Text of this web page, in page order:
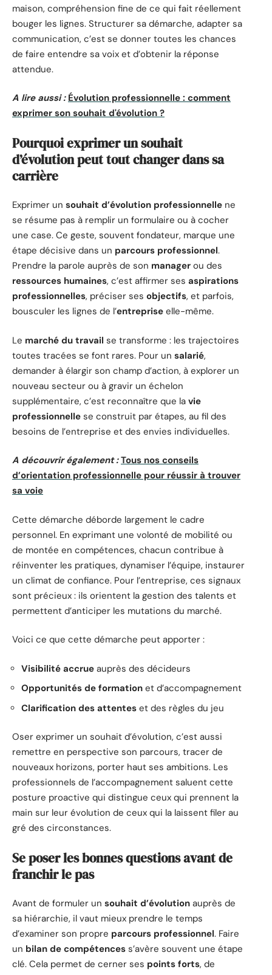
maison, compréhension fine de ce qui fait réellement
bouger les lignes. Structurer sa démarche, adapter sa
communication, c’est se donner toutes les chances
de faire entendre sa voix et d’obtenir la réponse
attendue.
A lire aussi : Évolution professionnelle : comment
exprimer son souhait d'évolution ?
Pourquoi exprimer un souhait
d’évolution peut tout changer dans sa
carrière
Exprimer un souhait d’évolution professionnelle ne
se résume pas à remplir un formulaire ou à cocher
une case. Ce geste, souvent fondateur, marque une
étape décisive dans un parcours professionnel.
Prendre la parole auprès de son manager ou des
ressources humaines, c’est affirmer ses aspirations
professionnelles, préciser ses objectifs, et parfois,
bousculer les lignes de l’entreprise elle-même.
Le marché du travail se transforme : les trajectoires
toutes tracées se font rares. Pour un salarié,
demander à élargir son champ d’action, à explorer un
nouveau secteur ou à gravir un échelon
supplémentaire, c’est reconnaître que la vie
professionnelle se construit par étapes, au fil des
besoins de l’entreprise et des envies individuelles.
A découvrir également : Tous nos conseils
d’orientation professionnelle pour réussir à trouver
sa voie
Cette démarche déborde largement le cadre
personnel. En exprimant une volonté de mobilité ou
de montée en compétences, chacun contribue à
réinventer les pratiques, dynamiser l’équipe, instaurer
un climat de confiance. Pour l’entreprise, ces signaux
sont précieux : ils orientent la gestion des talents et
permettent d’anticiper les mutations du marché.
Voici ce que cette démarche peut apporter :
Visibilité accrue auprès des décideurs
Opportunités de formation et d’accompagnement
Clarification des attentes et des règles du jeu
Oser exprimer un souhait d’évolution, c’est aussi
remettre en perspective son parcours, tracer de
nouveaux horizons, porter haut ses ambitions. Les
professionnels de l’accompagnement saluent cette
posture proactive qui distingue ceux qui prennent la
main sur leur évolution de ceux qui la laissent filer au
gré des circonstances.
Se poser les bonnes questions avant de
franchir le pas
Avant de formuler un souhait d’évolution auprès de
sa hiérarchie, il vaut mieux prendre le temps
d’examiner son propre parcours professionnel. Faire
un bilan de compétences s’avère souvent une étape
clé. Cela permet de cerner ses points forts, de